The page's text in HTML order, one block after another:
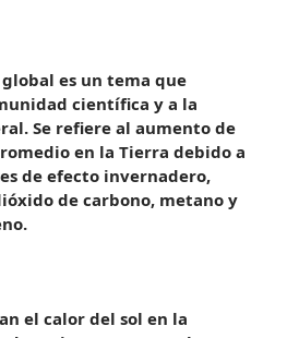
es un tema que
científica y a la
Se refiere al aumento de
en la Tierra debido a
de efecto invernadero,
de carbono, metano y
el calor del sol en la